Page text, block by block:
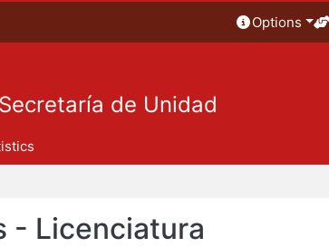
Options
Secretaría de Unidad
- Licenciatura